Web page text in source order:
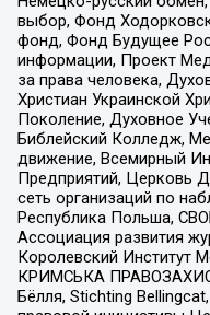
выбор, Фонд
фонд, Фонд Будущее
информации, Проект
за права человека,
Христиан Украинской
Поколение, Духовное
Библейский Колледж,
движение, Всемирный
Предприятий, Церковь
сеть организаций по
Республика Польша,
Ассоциация развития
Королевский Институт
КРИМСЬКА
Бёлля, Stichting